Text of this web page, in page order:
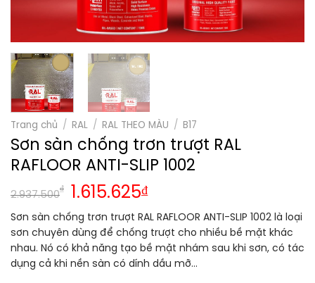
Trang chủ / RAL / RAL THEO MÀU / B17
Sơn sàn chống trơn trượt RAL
RAFLOOR ANTI-SLIP 1002
2.937.500
₫ 1.615.625₫
Sơn sàn chống trơn trượt RAL RAFLOOR ANTI-SLIP 1002 là loại
sơn chuyên dùng để chống trượt cho nhiều bề mặt khác
nhau. Nó có khả năng tạo bề mặt nhám sau khi sơn, có tác
dụng cả khi nền sàn có dính dầu mỡ…